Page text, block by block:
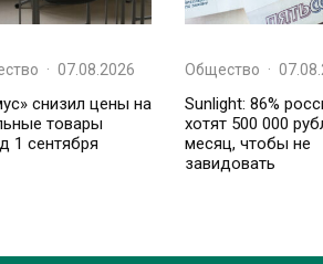
· 07.08.2026
снизил цены на
товары
1 сентября
Общество ·
Sunlight: 86%
хотят 500 000
месяц, чтобы не
завидовать